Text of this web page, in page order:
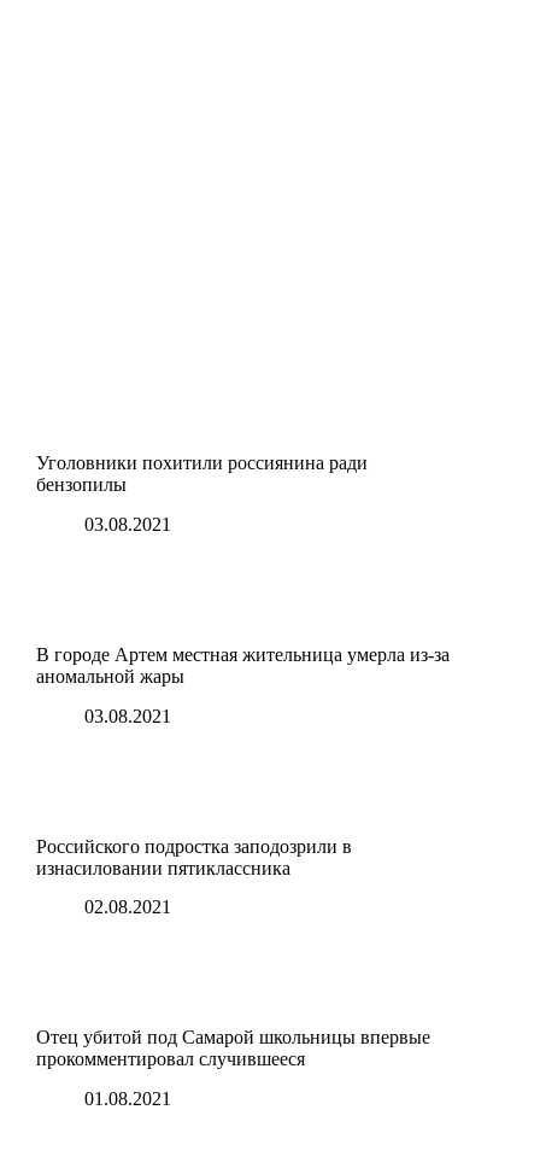
Уголовники похитили россиянина ради
бензопилы
03.08.2021
В городе Артем местная жительница умерла из-за
аномальной жары
03.08.2021
Российского подростка заподозрили в
изнасиловании пятиклассника
02.08.2021
Отец убитой под Самарой школьницы впервые
прокомментировал случившееся
01.08.2021